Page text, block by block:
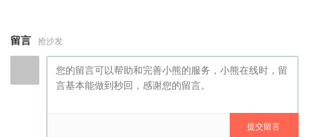
留言 抢沙发
提交留言